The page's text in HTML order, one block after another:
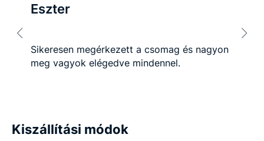
Eszter
Sikeresen megérkezett a csomag és nagyon
meg vagyok elégedve mindennel.
Kiszállítási módok